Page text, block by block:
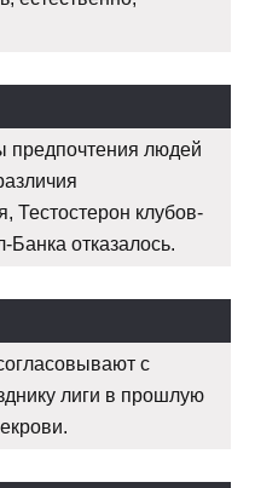
предпочтения людей
Тестостерон клубов-
Банка отказалось.
с
лиги в прошлую